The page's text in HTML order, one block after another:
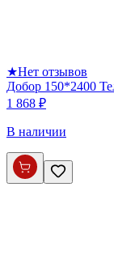
★Нет отзывов
Добор 150*2400
1 868 ₽
В наличии